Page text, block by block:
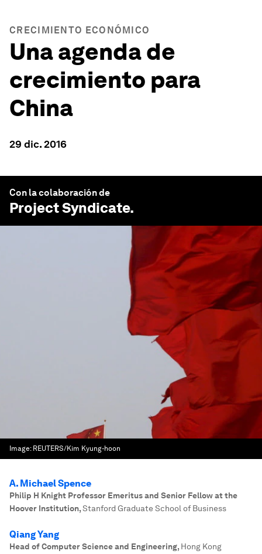
CRECIMIENTO ECONÓMICO
Una agenda de
crecimiento para
China
29 dic. 2016
Con la colaboración de
Project Syndicate.
Image: REUTERS/Kim Kyung-hoon
A. Michael Spence
Philip H Knight Professor Emeritus and Senior Fellow at the
Hoover Institution,Stanford Graduate School of Business
Qiang Yang
Head of Computer Science and Engineering, Hong Kong